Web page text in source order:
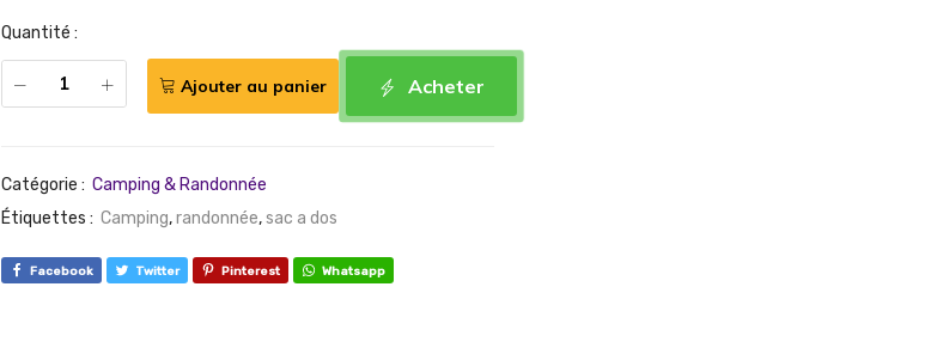
Quantité :
Acheter
Ajouter au panier
Catégorie : Camping & Randonnée
Étiquettes : Camping,randonnée,sac a dos
Facebook Twitter Pinterest Whatsapp